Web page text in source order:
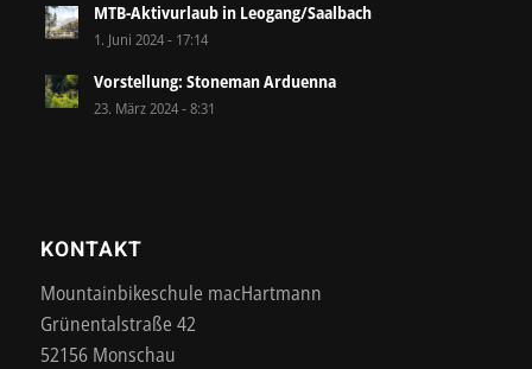
MTB-Aktivurlaub in Leogang/Saalbach
1. Juni 2024 - 17:14
Vorstellung: Stoneman Arduenna
23. März 2024 - 8:31
KONTAKT
Mountainbikeschule macHartmann
Grünentalstraße 42
52156 Monschau